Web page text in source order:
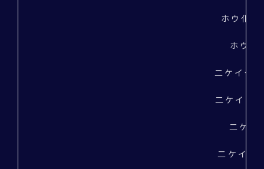
ホウ化
ホウ化
二ケイ化
二ケイ化
二ケイ
二ケイ化